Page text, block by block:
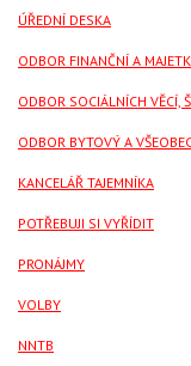
ÚŘEDNÍ DESKA
ODBOR FINANČNÍ A
ODBOR SOCIÁLNÍCH VĚCÍ,
ODBOR BYTOVÝ A
KANCELÁŘ TAJEMNÍKA
POTŘEBUJI SI VYŘÍDIT
PRONÁJMY
VOLBY
NNTB